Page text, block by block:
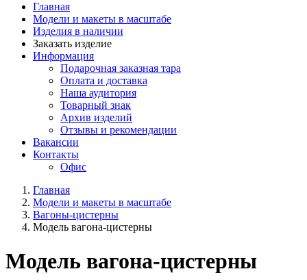
Главная
Модели и макеты в масштабе
Изделия в наличии
Заказать изделие
Информация
Подарочная заказная тара
Оплата и доставка
Наша аудитория
Товарный знак
Архив изделий
Отзывы и рекомендации
Вакансии
Контакты
Офис
Главная
Модели и макеты в масштабе
Вагоны-цистерны
Модель вагона-цистерны
Модель вагона-цистерны